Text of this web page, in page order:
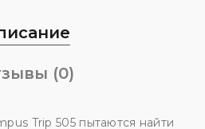
(0)
Trip 505 пытаются найти